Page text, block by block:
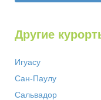
Другие
Игуасу
Сан-Паулу
Сальвадор